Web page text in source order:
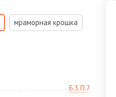
мраморная крошка
Б.3.П.7